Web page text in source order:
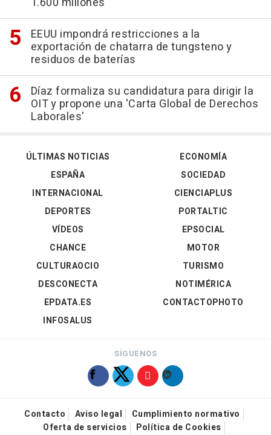
EEUU impondrá restricciones a la
exportación de chatarra de tungsteno y
residuos de baterías
Díaz formaliza su candidatura para dirigir la
OIT y propone una 'Carta Global de Derechos
Laborales'
ÚLTIMAS NOTICIAS
ESPAÑA
INTERNACIONAL
DEPORTES
VÍDEOS
ECONOMÍA
SOCIEDAD
CIENCIAPLUS
PORTALTIC
EPSOCIAL
CHANCE
CULTURAOCIO
DESCONECTA
EPDATA.ES
INFOSALUS
MOTOR
TURISMO
NOTIMÉRICA
CONTACTOPHOTO
SÍGUENOS
Contacto Aviso legal
Cumplimiento normativo
Oferta de servicios
Política de Cookies